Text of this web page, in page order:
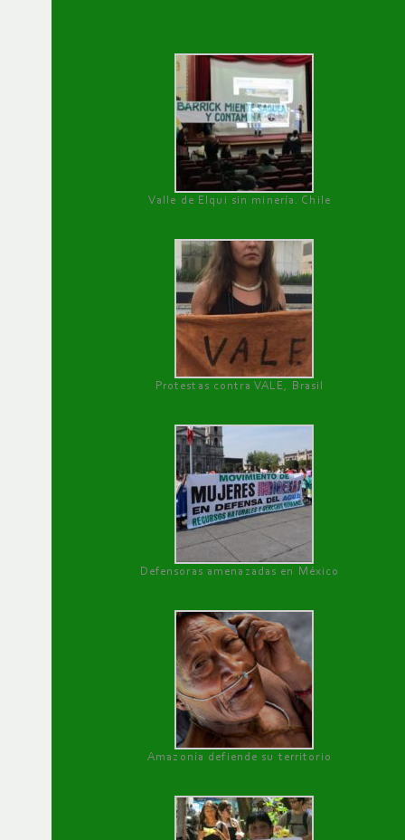
Valle de Elqui sin minería. Chile
Protestas contra VALE, Brasil
Defensoras amenazadas en México
Amazonía defiende su territorio